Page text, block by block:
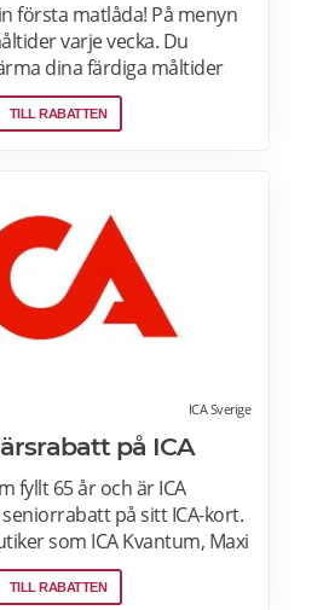
första matlåda! På menyn
varje vecka. Du
dina färdiga måltider
Med Factor har du alltid
vilka måltider du vill ha.
hos Factor här.
TILL RABATTEN
ICA Sverige
på ICA
fyllt 65 år och är ICA
på sitt ICA-kort.
som ICA Kvantum, Maxi
ICA Supermarket erbjuder
Läs mer om vilken ICA-
TILL RABATTEN